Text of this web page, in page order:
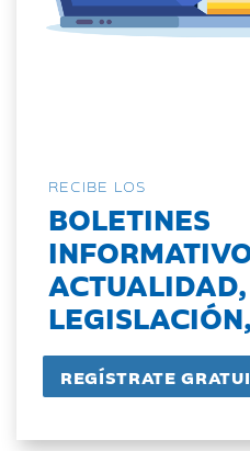
RECIBE LOS
BOLETINES
ACTUALIDAD,